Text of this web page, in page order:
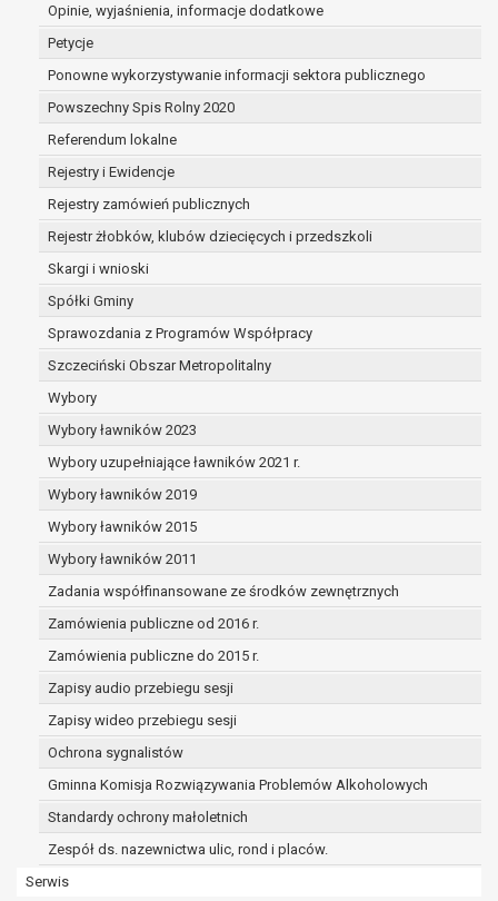
Opinie, wyjaśnienia, informacje dodatkowe
Petycje
Ponowne wykorzystywanie informacji sektora publicznego
Powszechny Spis Rolny 2020
Referendum lokalne
Rejestry i Ewidencje
Rejestry zamówień publicznych
Rejestr żłobków, klubów dziecięcych i przedszkoli
Skargi i wnioski
Spółki Gminy
Sprawozdania z Programów Współpracy
Szczeciński Obszar Metropolitalny
Wybory
Wybory ławników 2023
Wybory uzupełniające ławników 2021 r.
Wybory ławników 2019
Wybory ławników 2015
Wybory ławników 2011
Zadania współfinansowane ze środków zewnętrznych
Zamówienia publiczne od 2016 r.
Zamówienia publiczne do 2015 r.
Zapisy audio przebiegu sesji
Zapisy wideo przebiegu sesji
Ochrona sygnalistów
Gminna Komisja Rozwiązywania Problemów Alkoholowych
Standardy ochrony małoletnich
Zespół ds. nazewnictwa ulic, rond i placów.
Serwis
dane są nieprawidłowe lub
prawo do żądania usunięcia danych
osobowych (tzw. prawo do bycia
zapomnianym) na podstawie art. 17 RODO,
w przypadku gdy:
dane nie są już niezbędne do celów,
dla których były zebrane lub w inny
sposób przetwarzane,
osoba, której dane dotyczą, wniosła
sprzeciw wobec przetwarzania
danych osobowych,
zgodę na przetwarzanie danych
osobowych, która jest podstawą
przetwarzania danych i nie ma innej
danych,
dane osobowe przetwarzane są
niezgodnie z prawem,
dane osobowe muszą być usunięte w
celu wywiązania się z obowiązku
prawo do żądania ograniczenia
przetwarzania danych osobowych na
podstawie art. 18 RODO, w przypadku gdy:
osoba, której dane dotyczą
kwestionuje prawidłowość danych
osobowych – na okres pozwalający
administratorowi sprawdzić
przetwarzanie danych jest niezgodne
z prawem, a osoba, której dane
dotyczą, sprzeciwia się usunięciu
danych, żądając w zamian ich
ograniczenia,